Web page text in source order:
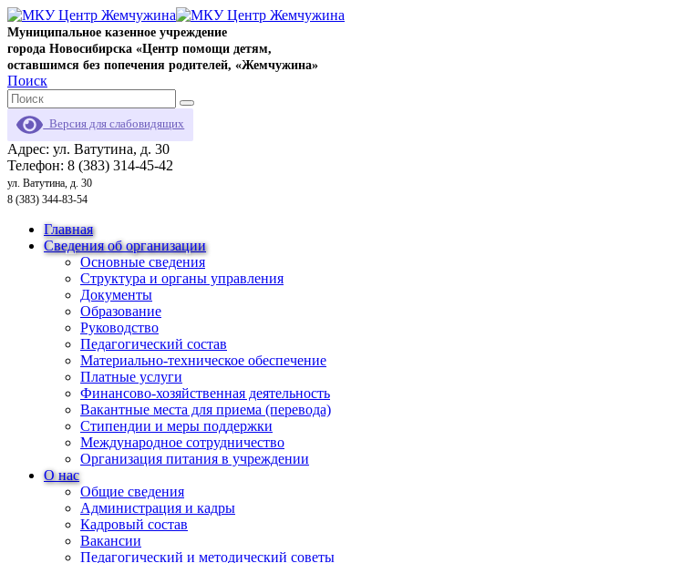
Муниципальное казенное учреждение
города Новосибирска «Центр помощи детям,
оставшимся без попечения родителей, «Жемчужина»
Поиск
Версия для слабовидящих
Адрес: ул. Ватутина, д. 30
Телефон: 8 (383) 314-45-42
ул. Ватутина, д. 30
8 (383) 344-83-54
Главная
Сведения об организации
Основные сведения
Структура и органы управления
Документы
Образование
Руководство
Педагогический состав
Материально-техническое обеспечение
Платные услуги
Финансово-хозяйственная деятельность
Вакантные места для приема (перевода)
Стипендии и меры поддержки
Международное сотрудничество
Организация питания в учреждении
О нас
Общие сведения
Администрация и кадры
Кадровый состав
Вакансии
Педагогический и методический советы